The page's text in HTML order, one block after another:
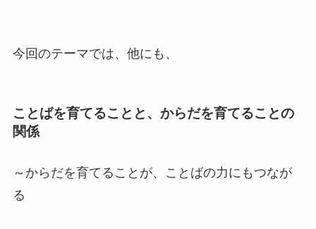
今回のテーマでは、他にも、
ことばを育てることと、からだを育てることの
関係
～からだを育てることが、ことばの力にもつなが
る